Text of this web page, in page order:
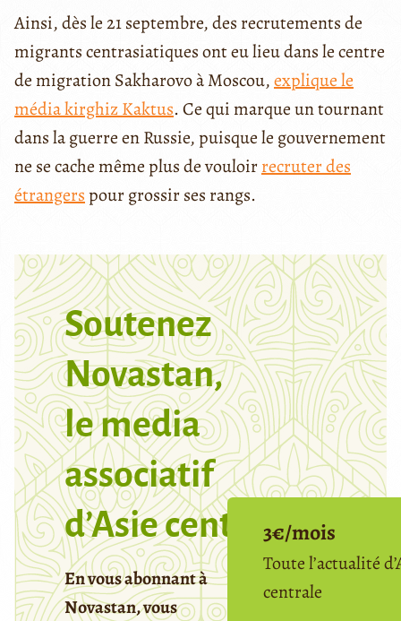
Ainsi, dès le 21 septembre, des recrutements de
migrants centrasiatiques ont eu lieu dans le centre
de migration Sakharovo à Moscou,explique le
média kirghiz Kaktus. Ce qui marque un tournant
dans la guerre en Russie, puisque le gouvernement
ne se cache même plus de vouloirrecruter des
étrangerspour grossir ses rangs.
Soutenez
Novastan,
le media
associatif
d’Asie centrale
En vous abonnant à
Novastan, vous
3€/mois
Toute l’actualité
centrale